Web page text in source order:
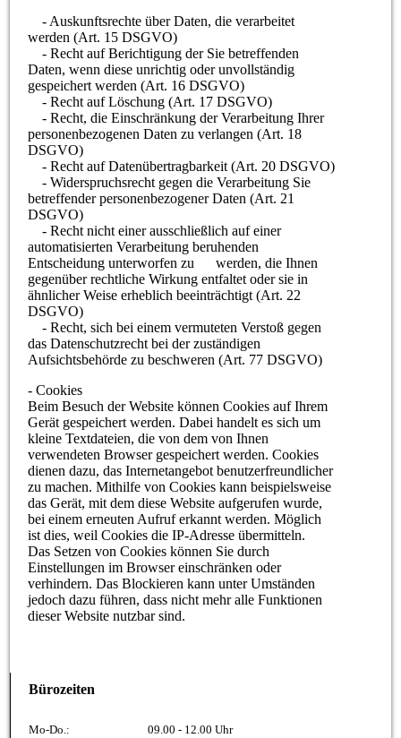
- Auskunftsrechte über Daten, die verarbeitet
werden (Art. 15 DSGVO)
- Recht auf Berichtigung der Sie betreffenden
Daten, wenn diese unrichtig oder unvollständig
gespeichert werden (Art. 16 DSGVO)
- Recht auf Löschung (Art. 17 DSGVO)
- Recht, die Einschränkung der Verarbeitung Ihrer
personenbezogenen Daten zu verlangen (Art. 18
DSGVO)
- Recht auf Datenübertragbarkeit (Art. 20 DSGVO)
- Widerspruchsrecht gegen die Verarbeitung Sie
betreffender personenbezogener Daten (Art. 21
DSGVO)
- Recht nicht einer ausschließlich auf einer
automatisierten Verarbeitung beruhenden
Entscheidung unterworfen zu werden, die Ihnen
gegenüber rechtliche Wirkung entfaltet oder sie in
ähnlicher Weise erheblich beeinträchtigt (Art. 22
DSGVO)
- Recht, sich bei einem vermuteten Verstoß gegen
das Datenschutzrecht bei der zuständigen
Aufsichtsbehörde zu beschweren (Art. 77 DSGVO)
- Cookies
Beim Besuch der Website können Cookies auf Ihrem
Gerät gespeichert werden. Dabei handelt es sich um
kleine Textdateien, die von dem von Ihnen
verwendeten Browser gespeichert werden. Cookies
dienen dazu, das Internetangebot benutzerfreundlicher
zu machen. Mithilfe von Cookies kann beispielsweise
das Gerät, mit dem diese Website aufgerufen wurde,
bei einem erneuten Aufruf erkannt werden. Möglich
ist dies, weil Cookies die IP-Adresse übermitteln.
Das Setzen von Cookies können Sie durch
Einstellungen im Browser einschränken oder
verhindern. Das Blockieren kann unter Umständen
jedoch dazu führen, dass nicht mehr alle Funktionen
dieser Website nutzbar sind.
Bürozeiten
Mo-Do.: 09.00 - 12.00 Uhr